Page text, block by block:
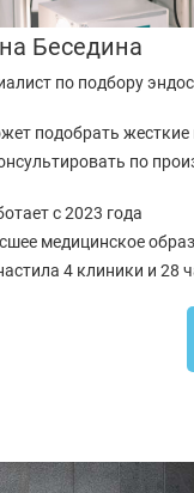
Беседина
по подбору
подобрать жесткие
по
с 2023 года
медицинское
4 клиники и 28